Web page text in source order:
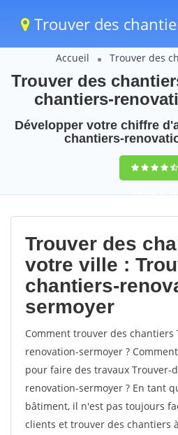
Trouver des
Accueil Trouver des
Trouver des
chantiers-
Développer votre chiffre
chantiers-
9,5(100%)95
votes
Trouver des
votre ville :
chantiers-
sermoyer
Comment trouver des
renovation-sermoyer ?
pour faire des travaux Trouver-
renovation-sermoyer ? En tant
bâtiment, il n'est pas toujours
clients et trouver des chantiers